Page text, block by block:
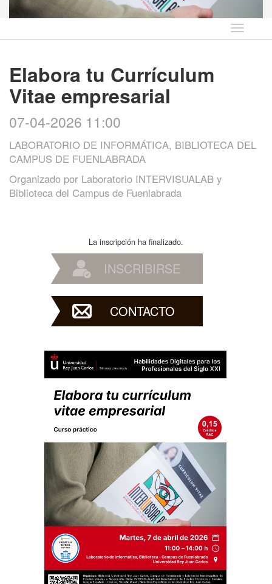
Idioma
Elabora tu Currículum
Vitae empresarial
07-04-2026 11:00
LABORATORIO DE INFORMÁTICA, BIBLIOTECA DEL
CAMPUS DE FUENLABRADA
Organizado por Laboratorio INTERVISUALAB y
Biblioteca del Campus de Fuenlabrada
La inscripción ha finalizado.
INSCRIBIRSE
CONTACTO